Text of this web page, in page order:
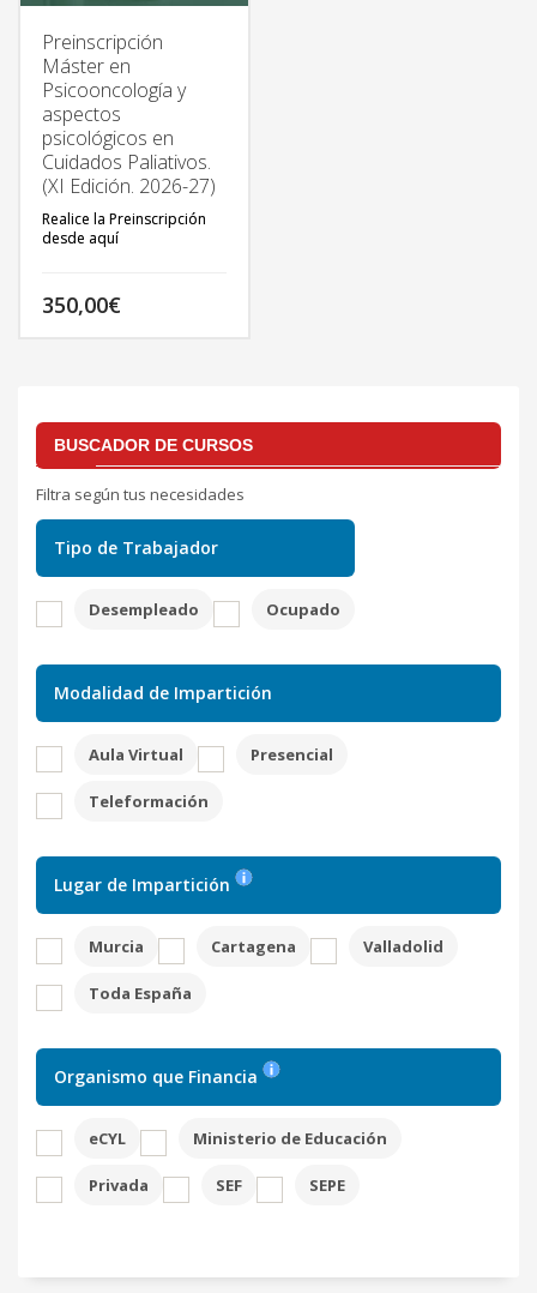
Preinscripción
Máster en
Psicooncología y
aspectos
psicológicos en
Cuidados Paliativos.
(XI Edición. 2026-27)
Realice la Preinscripción
desde aquí
TODA LA INFORMACIÓN
350,00€
BUSCADOR DE CURSOS
Filtra según tus necesidades
Tipo de Trabajador
Desempleado Ocupado
Modalidad de Impartición
Aula Virtual Presencial
Teleformación
Lugar de Impartición
Murcia Cartagena Valladolid
Toda España
Organismo que Financia
eCYL Ministerio de Educación
Privada SEF SEPE